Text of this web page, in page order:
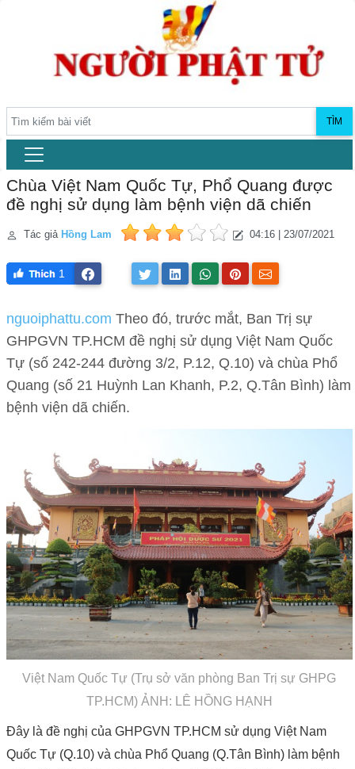
TÌM
Chùa Việt Nam Quốc Tự, Phổ Quang được
đề nghị sử dụng làm bệnh viện dã chiến
Tác giả Hồng Lam 04:16 | 23/07/2021
1
nguoiphattu.com Theo đó, trước mắt, Ban Trị sự
GHPGVN TP.HCM đề nghị sử dụng Việt Nam Quốc
Tự (số 242-244 đường 3/2, P.12, Q.10) và chùa Phổ
Quang (số 21 Huỳnh Lan Khanh, P.2, Q.Tân Bình) làm
bệnh viện dã chiến.
Việt Nam Quốc Tự (Trụ sở văn phòng Ban Trị sự GHPG
TP.HCM) ẢNH: LÊ HỒNG HẠNH
Đây là đề nghị của GHPGVN TP.HCM sử dụng Việt Nam
Quốc Tự (Q.10) và chùa Phổ Quang (Q.Tân Bình) làm bệnh